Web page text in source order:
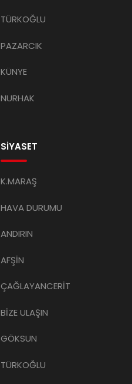
TÜRKOĞLU
PAZARCIK
KÜNYE
NURHAK
SİYASET
K.MARAŞ
HAVA DURUMU
ANDIRIN
AFŞİN
ÇAĞLAYANCERİT
BİZE ULAŞIN
GÖKSUN
TÜRKOĞLU